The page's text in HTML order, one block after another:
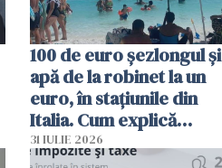
100 de euro șezlongul și
apă de la robinet la un
euro, în stațiunile din
Italia. Cum explică
autoritățile
31 IULIE 2026